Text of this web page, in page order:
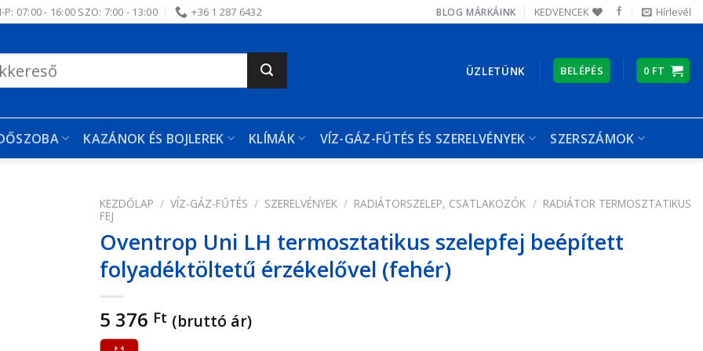
P: 07:00 - 16:00 SZO: 7:00 - 13:00 +36 1 287 6432 BLOG MÁRKÁINK KEDVENCEK Hírlevél
ÜZLETÜNK BELÉPÉS 0 FT
KAZÁNOK ÉS BOJLEREK KLÍMÁK VÍZ-GÁZ-FŰTÉS ÉS SZERELVÉNYEK SZERSZÁMOK
KEZDŐLAP / VÍZ-GÁZ-FŰTÉS / SZERELVÉNYEK / RADIÁTORSZELEP, CSATLAKOZÓK / RADIÁTOR TERMOSZTATIKUS
FEJ
Oventrop Uni LH termosztatikus szelepfej beépített
folyadéktöltetű érzékelővel (fehér)
5 376 Ft (bruttó ár)